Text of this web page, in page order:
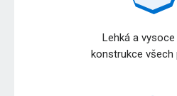
Lehká a vysoce
konstrukce všech